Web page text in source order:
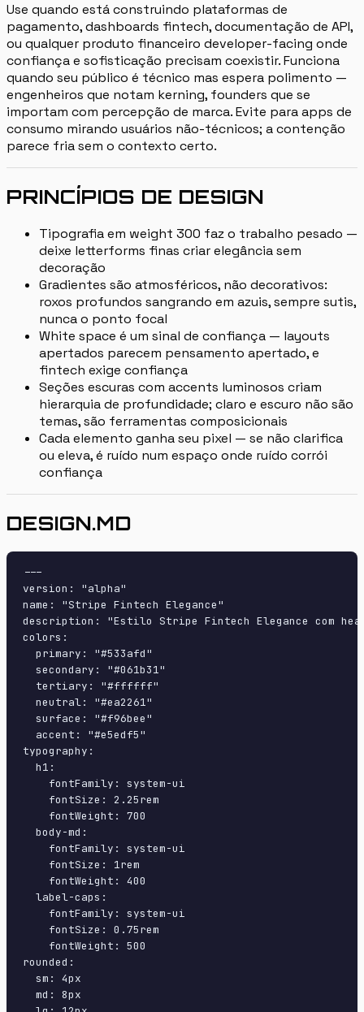
Use quando está construindo plataformas de
pagamento, dashboards fintech, documentação de API,
ou qualquer produto financeiro developer-facing onde
confiança e sofisticação precisam coexistir. Funciona
quando seu público é técnico mas espera polimento —
engenheiros que notam kerning, founders que se
importam com percepção de marca. Evite para apps de
consumo mirando usuários não-técnicos; a contenção
parece fria sem o contexto certo.
PRINCÍPIOS DE DESIGN
Tipografia em weight 300 faz o trabalho pesado —
deixe letterforms finas criar elegância sem
decoração
Gradientes são atmosféricos, não decorativos:
roxos profundos sangrando em azuis, sempre sutis,
nunca o ponto focal
White space é um sinal de confiança — layouts
apertados parecem pensamento apertado, e
fintech exige confiança
Seções escuras com accents luminosos criam
hierarquia de profundidade; claro e escuro não são
temas, são ferramentas composicionais
Cada elemento ganha seu pixel — se não clarifica
ou eleva, é ruído num espaço onde ruído corrói
confiança
DESIGN.MD
---
version: "alpha"
name: "Stripe Fintech Elegance"
description: "Estilo Stripe Fintech Elegance com
colors:
  primary: "#533afd"
  secondary: "#061b31"
  tertiary: "#ffffff"
  neutral: "#ea2261"
  surface: "#f96bee"
  accent: "#e5edf5"
typography:
  h1:
    fontFamily: system-ui
    fontSize: 2.25rem
    fontWeight: 700
  body-md:
    fontFamily: system-ui
    fontSize: 1rem
    fontWeight: 400
  label-caps:
    fontFamily: system-ui
    fontSize: 0.75rem
    fontWeight: 500
rounded:
  sm: 4px
  md: 8px